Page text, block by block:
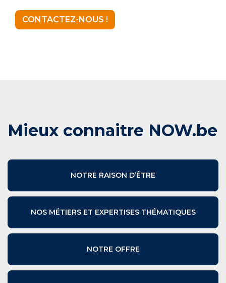
CONTACTEZ-NOUS !
Mieux connaitre NOW.be
NOTRE RAISON D’ÊTRE
NOS MÉTIERS ET EXPERTISES THÉMATIQUES
NOTRE OFFRE